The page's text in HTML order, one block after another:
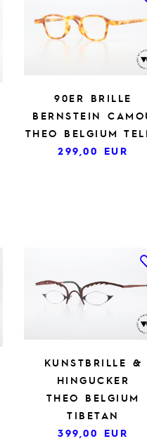
90ER BRILLE
BERNSTEIN
THEO BELGIUM
299,00 EUR
KUNSTBRILLE &
HINGUCKER
THEO BELGIUM
TIBETAN
399,00 EUR